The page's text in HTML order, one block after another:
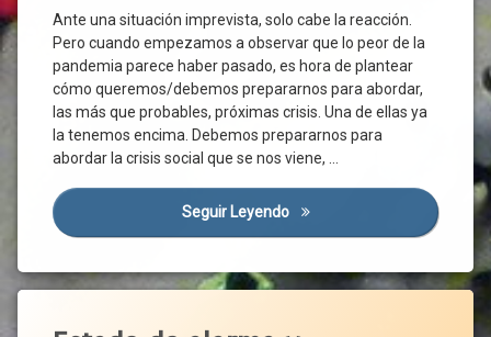
Provincias
Rebrote
Salud
Pública
Sistema
Nacional
De Salud
Teletrabajo
Trabajadores
Espacio
Público
Verde
Financiación
Pública
Higiene
Pública
Medio
Movilidad
Ante una situación imprevista, solo cabe la reacción.
Pero cuando empezamos a observar que lo peor de la
pandemia parece haber pasado, es hora de plantear
cómo queremos/debemos prepararnos para abordar,
las más que probables, próximas crisis. Una de ellas ya
la tenemos encima. Debemos prepararnos para
abordar la crisis social que se nos viene, …
Seguir Leyendo El Momento De Los
Profesional
Brecha
Tecnológica
De
Vida
Cartera
De
Servicios
CCAA
Covid-
Actividad